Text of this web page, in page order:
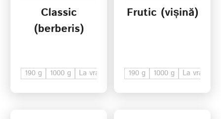
Classic
(berberis)
190 g 1000 g La vrac
Frutic (vișină)
190 g 1000 g La vrac